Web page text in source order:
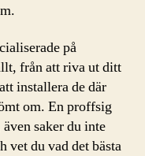
på
från att riva ut ditt
installera de där
om. En proffsig
saker du inte
vet du vad det bästa